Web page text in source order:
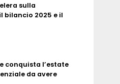
sulla
bilancio 2025 e il
conquista l’estate
da avere